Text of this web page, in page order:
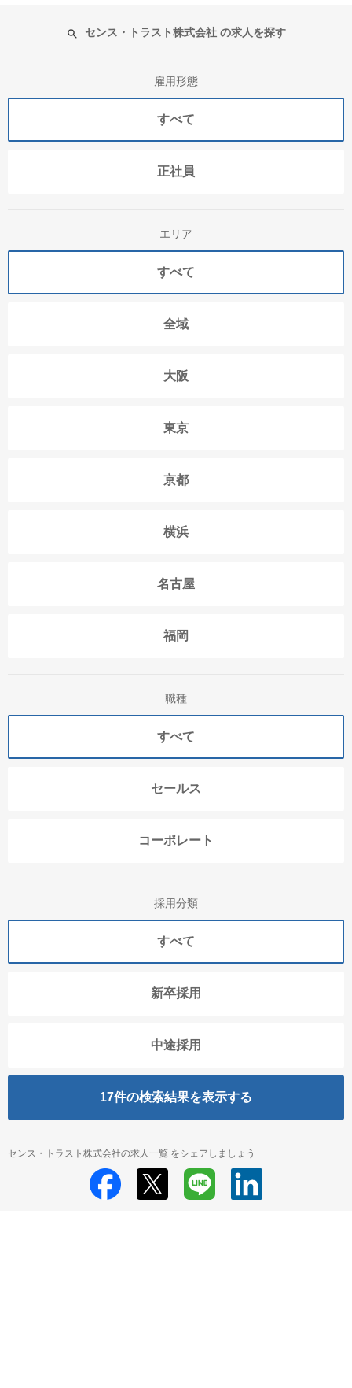
センス・トラスト株式会社 の求人を探す
雇用形態
すべて
正社員
エリア
すべて
全域
大阪
東京
京都
横浜
名古屋
福岡
職種
すべて
セールス
コーポレート
採用分類
すべて
新卒採用
中途採用
17件の検索結果を表示する
センス・トラスト株式会社の求人一覧 をシェアしましょう